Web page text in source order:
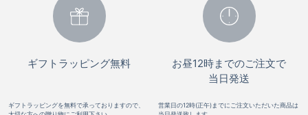
ギフトラッピング無料
ギフトラッピングを無料で承っておりますので、
お昼12時までのご注文で
当日発送
営業日の12時(正午)までにご注文いただいた商品は